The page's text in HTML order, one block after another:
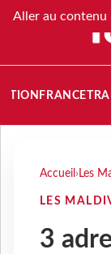
Aller au contenu
FRANCE
Accueil › Les
LES
3